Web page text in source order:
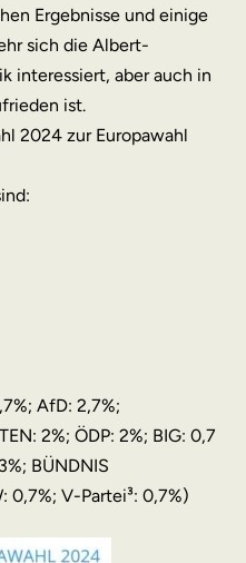
Ergebnisse und einige
sich die Albert-
interessiert, aber auch in
ist.
2024 zur Europawahl
AfD: 2,7%;
2%; ÖDP: 2%; BIG: 0,7
BÜNDNIS
0,7%; V-Partei³: 0,7%)